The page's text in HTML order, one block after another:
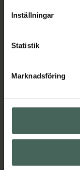
lagligheten av
Inställningar
Statistik
Marknadsföring
Kronans Apotek
datorn. Oavsett
hjälpa just dig att
Handla tryggt
Leverans, betalning
Kundklubb